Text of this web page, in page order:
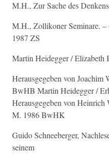
M.H., Zur Sache des
M.H., Zollikoner Seminare.
1987 ZS
Martin Heidegger / Elizabeth
Herausgegeben von Joachim
BwHB Martin Heidegger /
Herausgegeben von Heinrich
M. 1986 BwHK
Guido Schneeberger,
seinem